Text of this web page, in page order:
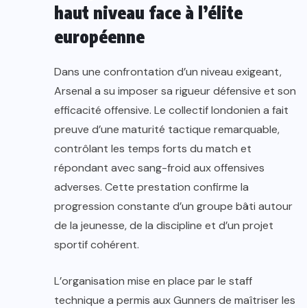
haut niveau face à l’élite
européenne
Dans une confrontation d’un niveau exigeant,
Arsenal a su imposer sa rigueur défensive et son
efficacité offensive. Le collectif londonien a fait
preuve d’une maturité tactique remarquable,
contrôlant les temps forts du match et
répondant avec sang-froid aux offensives
adverses. Cette prestation confirme la
progression constante d’un groupe bâti autour
de la jeunesse, de la discipline et d’un projet
sportif cohérent.
L’organisation mise en place par le staff
technique a permis aux Gunners de maîtriser les